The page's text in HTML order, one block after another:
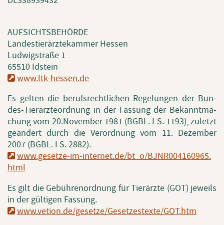
AUF­SICHTS­BE­HÖR­DE
Lan­des­tier­ärz­te­kam­mer Hes­sen
Lud­wig­stra­ße 1
65510 Id­stein
www.​ltk-hessen.​de
Es gel­ten die be­rufs­recht­li­chen Re­ge­lun­gen der Bun­
des-Tier­ärz­te­ord­nung in der Fas­sung der Be­kannt­ma­
chung vom 20.​November 1981 (BGBL. I S. 1193), zu­letzt
ge­än­dert durch die Ver­ord­nung vom 11. De­zem­ber
2007 (BGBL. I S. 2882).
www.​gesetze-im-internet.​de/​bt_​o/​BJNR004160965.​
html
Es gilt die Ge­büh­ren­ord­nung für Tier­ärz­te (GOT) je­weils
in der gül­ti­gen Fas­sung.
www.​vetion.​de/​gesetze/​Gesetzestexte/​GOT.​htm